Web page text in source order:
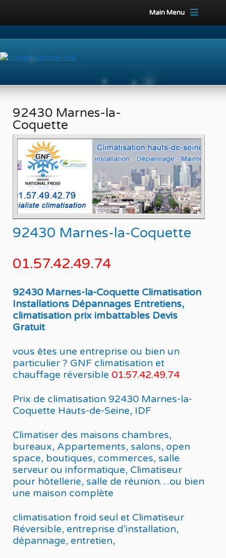
Main Menu
92430 Marnes-la-
Coquette
92430 Marnes-la-Coquette
01.57.42.49.74
92430 Marnes-la-Coquette Climatisation
Installations Dépannages Entretiens,
climatisation prix imbattables Devis
Gratuit
vous êtes une entreprise ou bien un
particulier ? GNF climatisation et
chauffage réversible 01.57.42.49.74
Prix de climatisation 92430 Marnes-la-
Coquette Hauts-de-Seine, IDF
Climatiser des maisons chambres,
bureaux, Appartements, salons, open
space, boutiques, commerces, salle
serveur ou informatique, Climatiseur
pour hôtellerie, salle de réunion…ou bien
une maison complète
climatisation froid seul et Climatiseur
Réversible, entreprise d’installation,
dépannage, entretien,